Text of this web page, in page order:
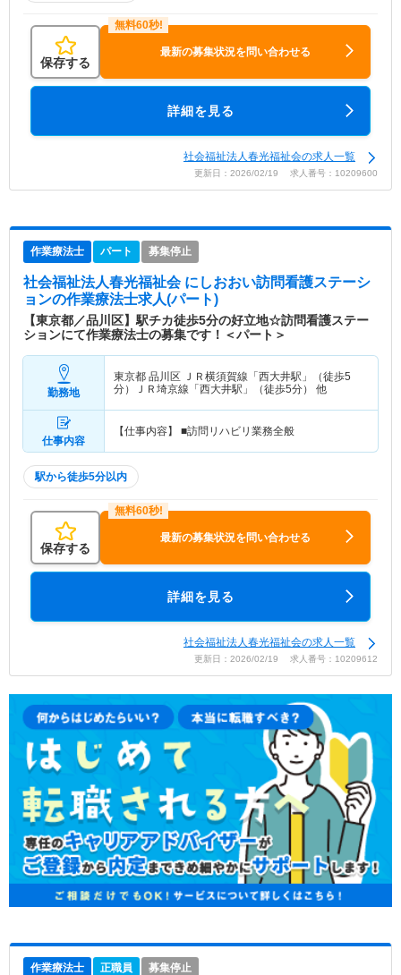
保存する
最新の募集状況を問い合わせる
詳細を見る
社会福祉法人春光福祉会の求人一覧
更新日：2026/02/19 求人番号：10209600
作業療法士 パート 募集停止
社会福祉法人春光福祉会 にしおおい訪問看護ステーシ
ョンの作業療法士求人(パート)
【東京都／品川区】駅チカ徒歩5分の好立地☆訪問看護ステー
ションにて作業療法士の募集です！＜パート＞
勤務地
東京都 品川区 ＪＲ横須賀線「西大井駅」（徒歩5
分）ＪＲ埼京線「西大井駅」（徒歩5分） 他
仕事内容
【仕事内容】 ■訪問リハビリ業務全般
駅から徒歩5分以内
保存する
最新の募集状況を問い合わせる
詳細を見る
社会福祉法人春光福祉会の求人一覧
更新日：2026/02/19 求人番号：10209612
作業療法士 正職員 募集停止